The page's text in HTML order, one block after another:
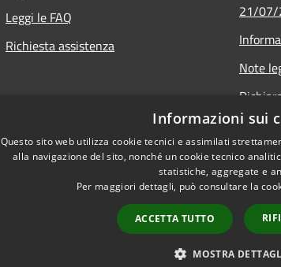
Leggi le FAQ
Richiesta assistenza
21/07/
Note
Piano
Informazioni sui
Questo sito web utilizza cookie tecnici e assimilati
alla navigazione del sito, nonché un cookie tecnico
statistiche, aggregate e
Per maggiori dettagli, può consultare la
ACCETTA TUTTO
MOSTRA